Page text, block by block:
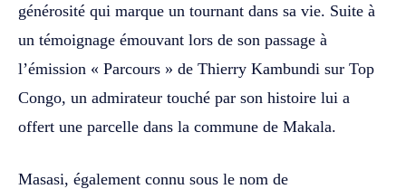
générosité qui marque un tournant dans sa vie. Suite à
un témoignage émouvant lors de son passage à
l’émission « Parcours » de Thierry Kambundi sur Top
Congo, un admirateur touché par son histoire lui a
offert une parcelle dans la commune de Makala.
Masasi, également connu sous le nom de